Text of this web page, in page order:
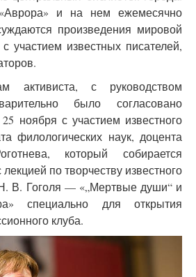
и на нем ежемесячно
произведения мировой
участием известных писателей,
активиста, с руководством
было согласовано
ноября с участием известного
филологических наук, доцента
который собирается
по творчеству известного
Н. В. Гоголя — «„Мертвые души“ и
специально для открытия
клуба.